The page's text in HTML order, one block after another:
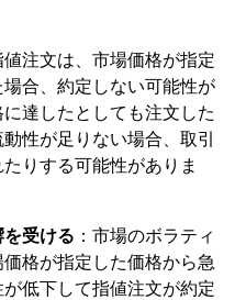
値注文は、市場価格が指定
合、約定しない可能性が
達したとしても注文した
性が足りない場合、取引
りする可能性がありま
受ける ：市場のボラティ
格が指定した価格から急
低下して指値注文が約定